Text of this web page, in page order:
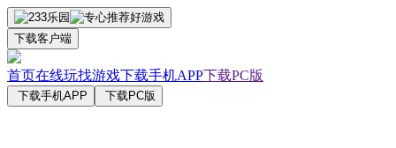
下载客户端
首页在线玩找游戏下载手机APP下载PC版
下载手机APP 下载PC版